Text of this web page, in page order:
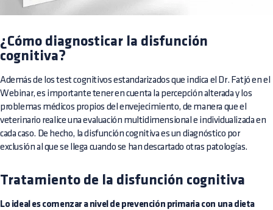
¿Cómo diagnosticar la disfunción
cognitiva?
Además de los test cognitivos estandarizados que indica el Dr. Fatjó en el
Webinar, es importante tener en cuenta la percepción alterada y los
problemas médicos propios del envejecimiento, de manera que el
veterinario realice una evaluación multidimensional e individualizada en
cada caso. De hecho, la disfunción cognitiva es un diagnóstico por
exclusión al que se llega cuando se han descartado otras patologías.
Tratamiento de la disfunción cognitiva
Lo ideal es comenzar a nivel de prevención primaria con una dieta